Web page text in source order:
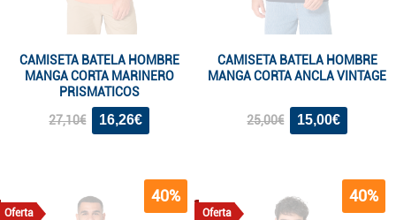
CAMISETA BATELA HOMBRE
MANGA CORTA MARINERO
PRISMATICOS
27,10€ 16,26€
CAMISETA BATELA HOMBRE
MANGA CORTA ANCLA VINTAGE
25,00€ 15,00€
Oferta
40%
Oferta
40%